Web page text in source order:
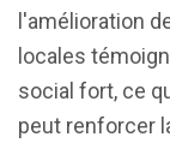
l'amélioration
locales
social fort, ce
peut renforcer